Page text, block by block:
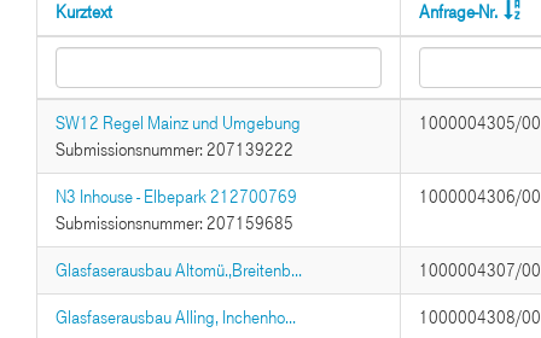
Kurztext Anfrage-Nr.
SW12 Regel Mainz und Umgebung
Submissionsnummer: 207139222
1000004305/
N3 Inhouse - Elbepark 212700769
Submissionsnummer: 207159685
1000004306/
Glasfaserausbau Altomü.,Breitenb... 1000004307/
Glasfaserausbau Alling, Inchenho... 1000004308/